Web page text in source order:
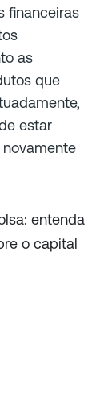
financeiras
as
que
estar
entenda
o capital